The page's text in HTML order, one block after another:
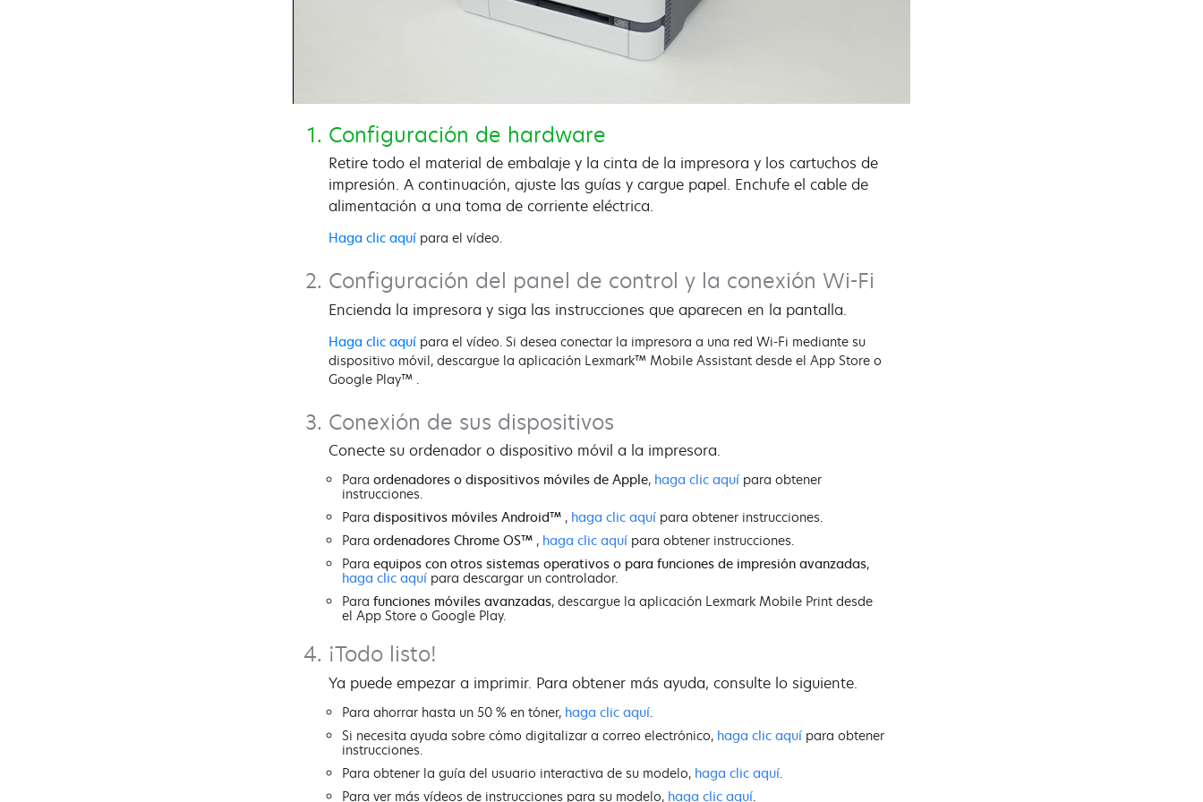
Configuración de hardware
Retire todo el material de embalaje y la cinta de la impresora y los cartuchos de
impresión. A continuación, ajuste las guías y cargue papel. Enchufe el cable de
alimentación a una toma de corriente eléctrica.
Haga clic aquí para el vídeo.
Configuración del panel de control y la conexión Wi-Fi
Encienda la impresora y siga las instrucciones que aparecen en la pantalla.
Haga clic aquí para el vídeo. Si desea conectar la impresora a una red Wi-Fi mediante su
dispositivo móvil, descargue la aplicación Lexmark™ Mobile Assistant desde el App Store o
Google Play™ .
Conexión de sus dispositivos
Conecte su ordenador o dispositivo móvil a la impresora.
Para ordenadores o dispositivos móviles de Apple, haga clic aquí para obtener
instrucciones.
Para dispositivos móviles Android™ , haga clic aquí para obtener instrucciones.
Para ordenadores Chrome OS™ , haga clic aquí para obtener instrucciones.
Para equipos con otros sistemas operativos o para funciones de impresión avanzadas,
haga clic aquí para descargar un controlador.
Para funciones móviles avanzadas, descargue la aplicación Lexmark Mobile Print desde
el App Store o Google Play.
¡Todo listo!
Ya puede empezar a imprimir. Para obtener más ayuda, consulte lo siguiente.
Para ahorrar hasta un 50 % en tóner, haga clic aquí
Si necesita ayuda sobre cómo digitalizar a correo electrónico, haga clic aquí para obtener
instrucciones.
Para obtener la guía del usuario interactiva de su modelo, haga clic aquí
Para ver más vídeos de instrucciones para su modelo, haga clic aquí